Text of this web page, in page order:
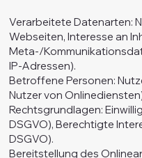
Verarbeitete Datenarten:
Webseiten, Interesse an
Meta-/
IP-Adressen).
Betroffene Personen:
Nutzer von
Rechtsgrundlagen:
DSGVO), Berechtigte
DSGVO).
Bereitstellung des